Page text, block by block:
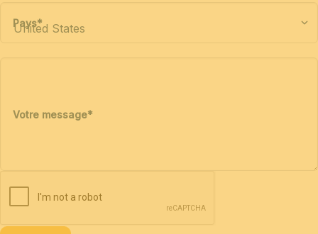
Pays*
Votre message*